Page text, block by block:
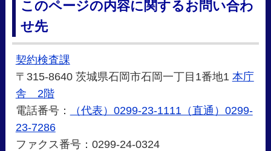
このページの内容に関するお問い合わ
せ先
契約検査課
〒315-8640 茨城県石岡市石岡一丁目1番地1 本庁
舎 2階
電話番号：
（代表）0299-23-1111（直通）0299-
23-7286
ファクス番号：0299-24-0324